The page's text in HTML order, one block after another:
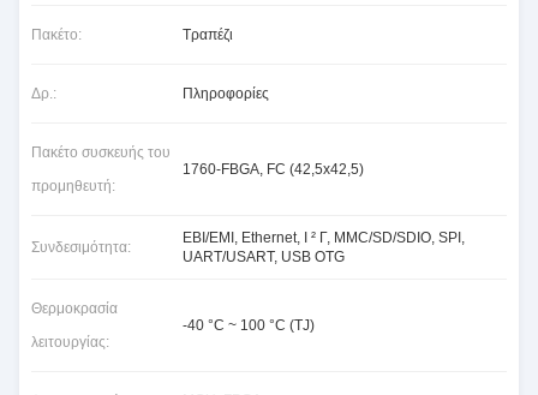
Πακέτο: Τραπέζι
Δρ.: Πληροφορίες
Πακέτο συσκευής του
προμηθευτή:
1760-FBGA, FC (42,5x42,5)
Συνδεσιμότητα:
EBI/EMI, Ethernet, Ι ² Γ, MMC/SD/SDIO, SPI,
UART/USART, USB OTG
Θερμοκρασία
λειτουργίας:
-40 °C ~ 100 °C (TJ)